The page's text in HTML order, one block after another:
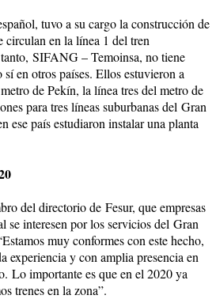
tuvo a su cargo la construcción de
circulan en la línea 1 del tren
SIFANG – Temoinsa, no tiene
en otros países. Ellos estuvieron a
de Pekín, la línea tres del metro de
para tres líneas suburbanas del Gran
ese país estudiaron instalar una planta
del directorio de Fesur, que empresas
se interesen por los servicios del Gran
muy conformes con este hecho,
experiencia y con amplia presencia en
Lo importante es que en el 2020 ya
trenes en la zona”.